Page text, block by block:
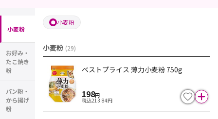
小麦粉
お好み・
たこ焼き
粉
パン粉・
から揚げ
粉
小麦粉
小麦粉 (29)
ベストプライス 薄力小麦粉 750g
198円
税込213.84円